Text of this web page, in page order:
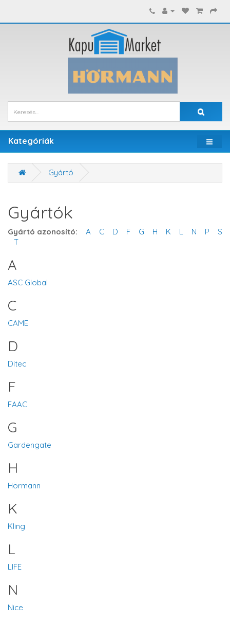
Kategóriák
Gyártó
Gyártók
Gyártó azonosító: A C D F G H K L N P
S
T
A
ASC Global
C
CAME
D
Ditec
F
FAAC
G
Gardengate
H
Hörmann
K
Kling
L
LIFE
N
Nice